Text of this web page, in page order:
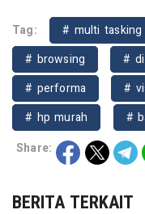
Tag: # multi tasking
# browsing
#
# performa
#
# hp murah
#
Share:
BERITA TERKAIT